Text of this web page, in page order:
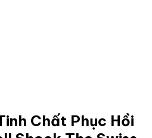
Chất Phục Hồi